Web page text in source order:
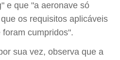
e que "a aeronave só
os requisitos aplicáveis
cumpridos".
sua vez, observa que a